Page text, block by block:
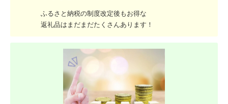
ふるさと納税の制度改定後もお得な
返礼品はまだまだたくさんあります！